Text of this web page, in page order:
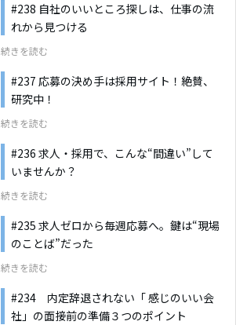
#238 自社のいいところ探しは、仕事の流
れから見つける
続きを読む
#237 応募の決め手は採用サイト！絶賛、
研究中！
続きを読む
#236 求人・採用で、こんな“間違い”して
いませんか？
続きを読む
#235 求人ゼロから毎週応募へ。鍵は“現場
のことば”だった
続きを読む
#234 内定辞退されない「 感じのいい会
社」の面接前の準備３つのポイント